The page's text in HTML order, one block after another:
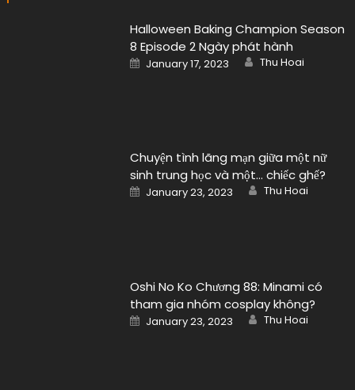
Halloween Baking Champion Season
8 Episode 2 Ngày phát hành
Posted
on
January 17, 2023 Author
Thu Hoai
Chuyện tình lãng mạn giữa một nữ
sinh trung học và một… chiếc ghế?
Posted
on
January 23, 2023 Author
Thu Hoai
Oshi No Ko Chương 88: Minami có
tham gia nhóm cosplay không?
Posted
on
January 23, 2023 Author
Thu Hoai